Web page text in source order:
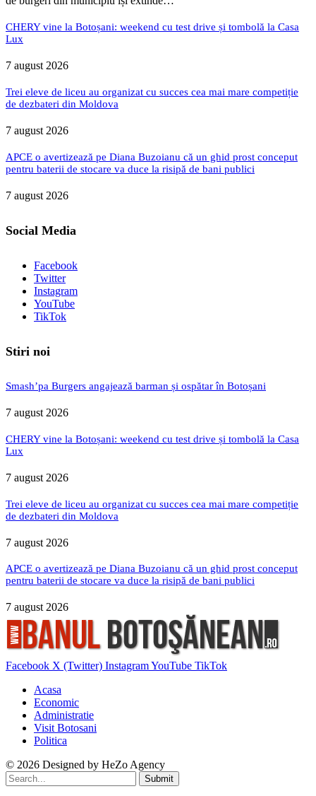
CHERY vine la Botoșani: weekend cu test drive și tombolă la Casa
Lux
7 august 2026
Trei eleve de liceu au organizat cu succes cea mai mare competiție
de dezbateri din Moldova
7 august 2026
APCE o avertizează pe Diana Buzoianu că un ghid prost conceput
pentru baterii de stocare va duce la risipă de bani publici
7 august 2026
Social Media
Facebook
Twitter
Instagram
YouTube
TikTok
Stiri noi
Smash’pa Burgers angajează barman și ospătar în Botoșani
7 august 2026
CHERY vine la Botoșani: weekend cu test drive și tombolă la Casa
Lux
7 august 2026
Trei eleve de liceu au organizat cu succes cea mai mare competiție
de dezbateri din Moldova
7 august 2026
APCE o avertizează pe Diana Buzoianu că un ghid prost conceput
pentru baterii de stocare va duce la risipă de bani publici
7 august 2026
Facebook X (Twitter) InstagramYouTube TikTok
Acasa
Economic
Administratie
Visit Botosani
Politica
© 2026 Designed by HeZo Agency
Submit